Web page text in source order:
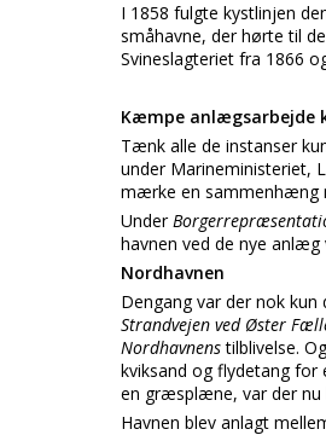
I 1858 fulgte kystlinjen
småhavne, der hørte til
Svineslagteriet fra 1866
Kæmpe anlægsarbejde
Tænk alle de instanser
under Marineministeriet,
mærke en sammenhæng
Under
havnen ved de nye
Nordhavnen
Dengang var der nok kun
Strandvejen ved Øster
Nordhavnenstilblivelse.
kviksand og flydetang for
en græsplæne, var der nu
Havnen blev anlagt